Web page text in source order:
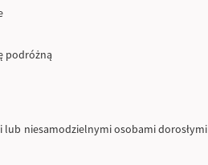
podróżną
lub niesamodzielnymi osobami dorosłymi